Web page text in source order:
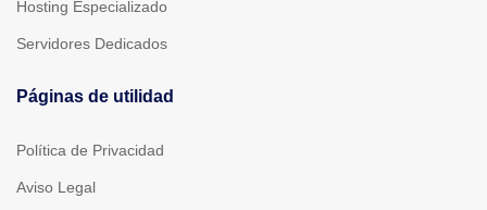
Hosting Especializado
Servidores Dedicados
Páginas de utilidad
Política de Privacidad
Aviso Legal